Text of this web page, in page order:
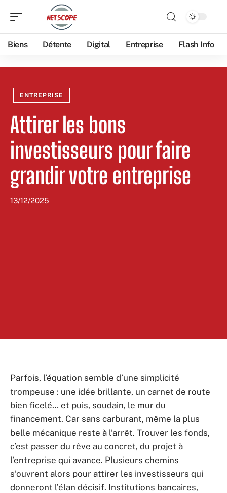
Biens Détente Digital Entreprise Flash Info
ENTREPRISE
Attirer les bons
investisseurs pour faire
grandir votre entreprise
13/12/2025
Parfois, l’équation semble d’une simplicité
trompeuse : une idée brillante, un carnet de route
bien ficelé… et puis, soudain, le mur du
financement. Car sans carburant, même la plus
belle mécanique reste à l’arrêt. Trouver les fonds,
c’est passer du rêve au concret, du projet à
l’entreprise qui avance. Plusieurs chemins
s’ouvrent alors pour attirer les investisseurs qui
donneront l’élan décisif. Institutions bancaires,